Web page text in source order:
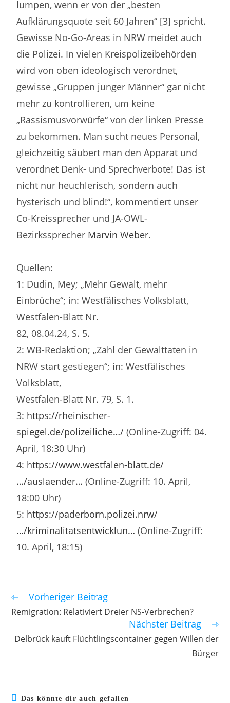
lumpen, wenn er von der „besten
Aufklärungsquote seit 60 Jahren“ [3] spricht.
Gewisse No-Go-Areas in NRW meidet auch
die Polizei. In vielen Kreispolizeibehörden
wird von oben ideologisch verordnet,
gewisse „Gruppen junger Männer“ gar nicht
mehr zu kontrollieren, um keine
„Rassismusvorwürfe“ von der linken Presse
zu bekommen. Man sucht neues Personal,
gleichzeitig säubert man den Apparat und
verordnet Denk- und Sprechverbote! Das ist
nicht nur heuchlerisch, sondern auch
hysterisch und blind!“, kommentiert unser
Co-Kreissprecher und JA-OWL-
Bezirkssprecher Marvin Weber.
Quellen:
1: Dudin, Mey; „Mehr Gewalt, mehr
Einbrüche“; in: Westfälisches Volksblatt,
Westfalen-Blatt Nr.
82, 08.04.24, S. 5.
2: WB-Redaktion; „Zahl der Gewalttaten in
NRW start gestiegen“; in: Westfälisches
Volksblatt,
Westfalen-Blatt Nr. 79, S. 1.
3: https://rheinischer-
spiegel.de/polizeiliche…/ (Online-Zugriff: 04.
April, 18:30 Uhr)
4: https://www.westfalen-blatt.de/
…/auslaender… (Online-Zugriff: 10. April,
18:00 Uhr)
5: https://paderborn.polizei.nrw/
…/kriminalitatsentwicklun… (Online-Zugriff:
10. April, 18:15)
Vorheriger Beitrag
Remigration: Relativiert Dreier NS-Verbrechen?
Nächster Beitrag
Delbrück kauft Flüchtlingscontainer gegen Willen der
Bürger
Das könnte dir auch gefallen